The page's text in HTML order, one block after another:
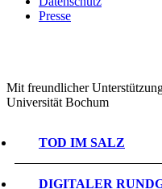
Presse
Mit freundlicher
Universität Bochum
TOD IM SALZ
DIGITALER